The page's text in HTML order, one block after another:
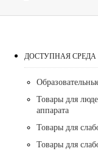
ДОСТУПНАЯ СРЕДА
Товары для
аппарата
Товары для
Товары для